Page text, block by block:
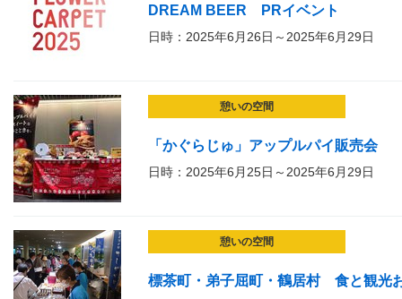
DREAM BEER PRイベント
日時：2025年6月26日～2025年6月29日
憩いの空間
「かぐらじゅ」アップルパイ販売会
日時：2025年6月25日～2025年6月29日
憩いの空間
標茶町・弟子屈町・鶴居村 食と観光